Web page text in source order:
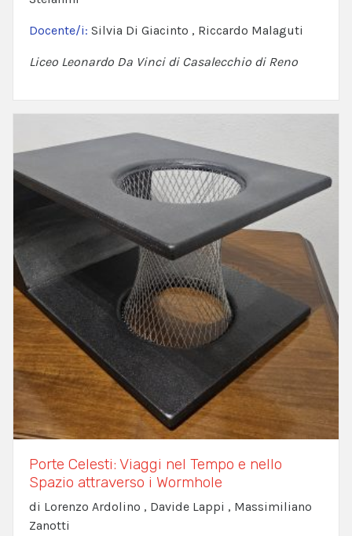
Docente/i: Silvia Di Giacinto , Riccardo Malaguti
Liceo Leonardo Da Vinci di Casalecchio di Reno
Porte Celesti: Viaggi nel Tempo e nello
Spazio attraverso i Wormhole
di Lorenzo Ardolino , Davide Lappi , Massimiliano
Zanotti